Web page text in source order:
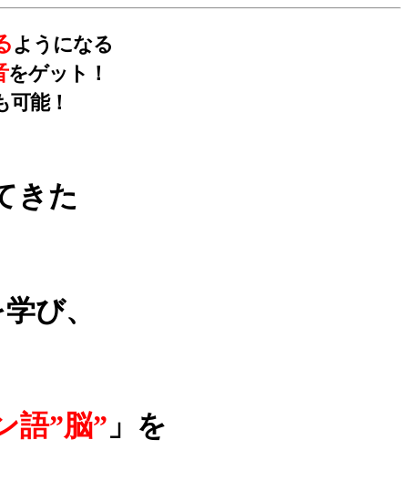
ようになる
をゲット！
可能！
きた
び、
語”脳” 」を